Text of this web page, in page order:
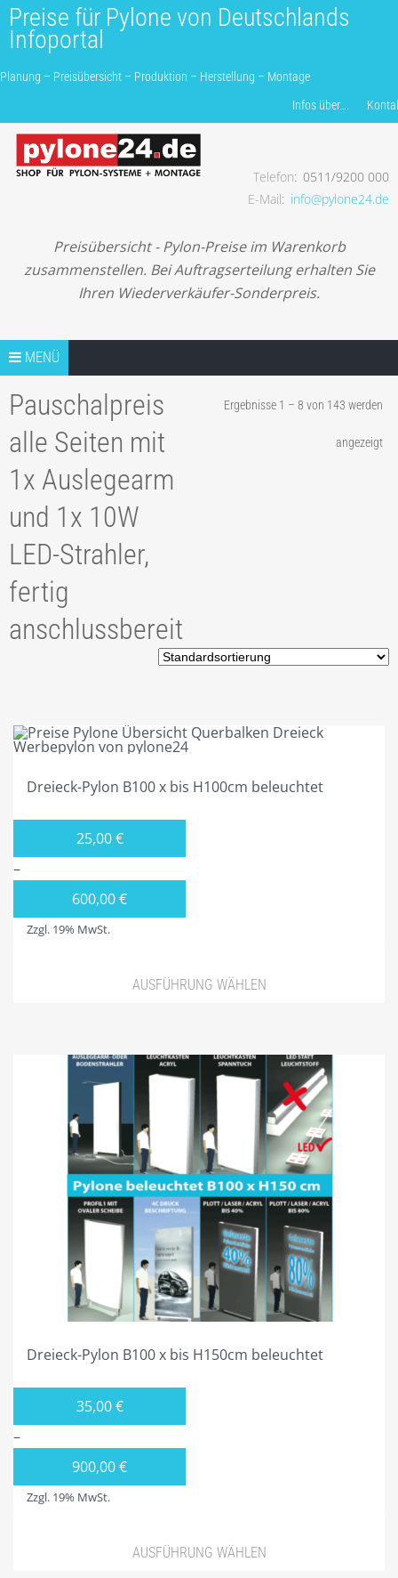
Preise für Pylone von Deutschlands
Infoportal
Planung – Preisübersicht – Produktion – Herstellung – Montage
Infos über….
Planung – Preisübersicht – Produktion – Herstellung –
Telefon 0511/9200 000
E-Mail
info@pylone24.de
Preisübersicht - Pylon-Preise im Warenkorb
zusammenstellen. Bei Auftragserteilung erhalten Sie
Ihren Wiederverkäufer-Sonderpreis.
Springe zum Inhalt
MENÜ
TIPPS
TIP1 PROJEKTANFRAGE
TIP2 PYLONANFRAGE
TIP3 PYLONLÖSUNGEN
TIP4 AUSSTATTUNGEN
TIP6 SONDERLÖSUNGEN
TIP7 BAUANTRAG STATIK
TIP8 BESCHRIFTUNGEN
TIP11 ALLES ROSTFREI!
TIP12 DAS FUNDAMENT.
TIP13 DIE MONTAGE.
UNSER BONUS-RABATTPROGRAMM
LEASING
PYLONE B200CM
PYLONE B300CM
PYLONE B100CM BELEUCHTET
PYLONE B125CM BELEUCHTET
PYLONE B150CM BELEUCHTET
PYLONE B200CM BELEUCHTET
PYLONE B250CM BELEUCHTET
PYLONE B300CM BELEUCHTET
STIEL-PYLONE / WERBEMASTEN
ZUBEHÖR
PROJEKTIERUNG
3ECK-PYLONE
Pauschalpreis
alle Seiten mit
1x Auslegearm
und 1x 10W
LED-Strahler,
fertig
anschlussbereit
Ergebnisse 1 – 8 von 143 werden
angezeigt
Dreieck-Pylon B100 x bis H100cm beleuchtet
25,00€
–
600,00€
Zzgl. 19% MwSt.
AUSFÜHRUNG WÄHLEN
Dreieck-Pylon B100 x bis H150cm beleuchtet
35,00€
–
900,00€
Zzgl. 19% MwSt.
AUSFÜHRUNG WÄHLEN